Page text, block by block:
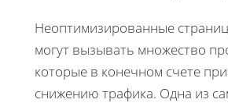
Неоптимизированные
могут вызывать множество
которые в конечном счете
снижению трафика. Одна из